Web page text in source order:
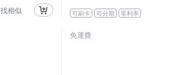
找相似 可刷卡 可分期 零利率
免運費